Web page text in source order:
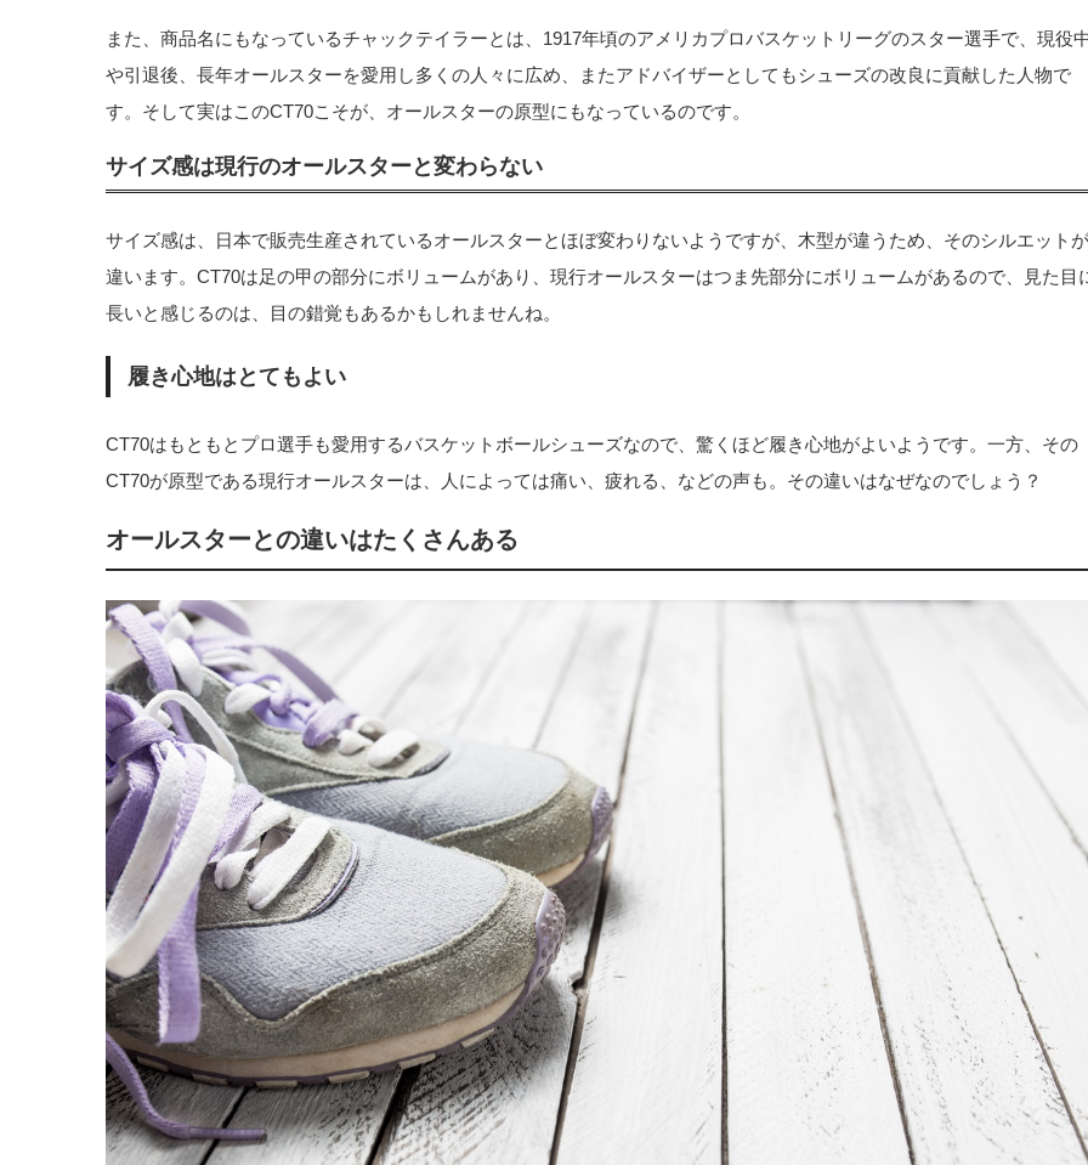
また、商品名にもなっているチャックテイラーとは、1917年頃のアメリカプロバスケットリーグのスター選手で、現役
や引退後、長年オールスターを愛用し多くの人々に広め、またアドバイザーとしてもシューズの改良に貢献した人物で
す。そして実はこのCT70こそが、オールスターの原型にもなっているのです。
サイズ感は現行のオールスターと変わらない
サイズ感は、日本で販売生産されているオールスターとほぼ変わりないようですが、木型が違うため、そのシルエットが
違います。CT70は足の甲の部分にボリュームがあり、現行オールスターはつま先部分にボリュームがあるので、見た目
長いと感じるのは、目の錯覚もあるかもしれませんね。
履き心地はとてもよい
CT70はもともとプロ選手も愛用するバスケットボールシューズなので、驚くほど履き心地がよいようです。一方、その
CT70が原型である現行オールスターは、人によっては痛い、疲れる、などの声も。その違いはなぜなのでしょう？
オールスターとの違いはたくさんある